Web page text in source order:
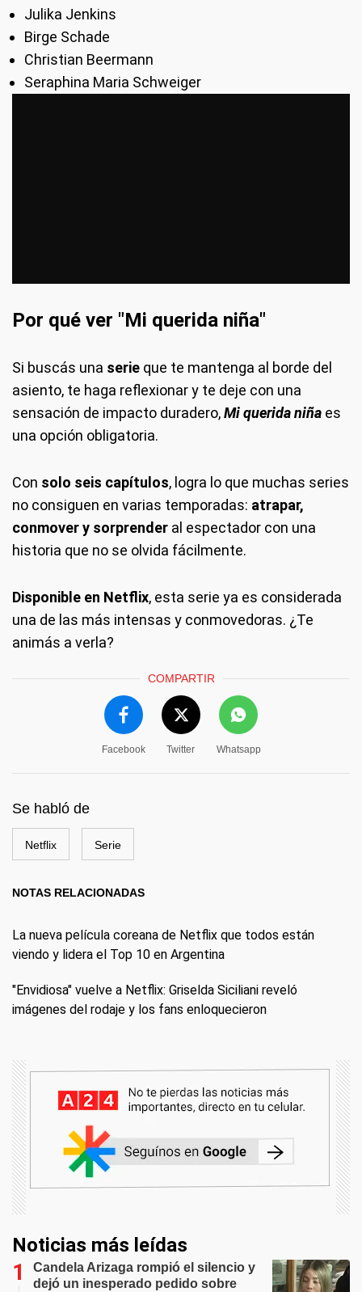
Julika Jenkins
Birge Schade
Christian Beermann
Seraphina Maria Schweiger
Por qué ver "Mi querida niña"
Si buscás una serie que te mantenga al borde del
asiento, te haga reflexionar y te deje con una
sensación de impacto duradero,Mi querida niña es
una opción obligatoria.
Con solo seis capítulos, logra lo que muchas series
no consiguen en varias temporadas: atrapar,
conmover y sorprender al espectador con una
historia que no se olvida fácilmente.
Disponible en Netflix, esta serie ya es considerada
una de las más intensas y conmovedoras. ¿Te
animás a verla?
COMPARTIR
Facebook Twitter Whatsapp
Se habló de
Netflix Serie
NOTAS RELACIONADAS
La nueva película coreana de Netflix que todos están
viendo y lidera el Top 10 en Argentina
"Envidiosa" vuelve a Netflix: Griselda Siciliani reveló
imágenes del rodaje y los fans enloquecieron
Noticias más leídas
Candela Arizaga rompió el silencio y
dejó un inesperado pedido sobre